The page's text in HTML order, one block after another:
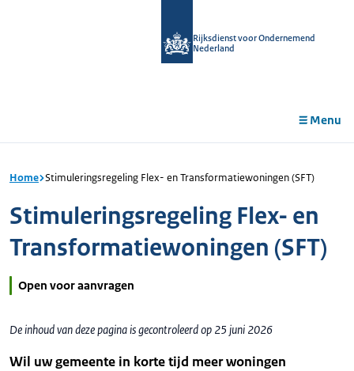
Rijksdienst voor Ondernemend
Nederland
Menu
Home Stimuleringsregeling Flex- en Transformatiewoningen (SFT)
Stimuleringsregeling Flex- en
Transformatiewoningen (SFT)
Open voor aanvragen
De inhoud van deze pagina is gecontroleerd op 25 juni 2026
Wil uw gemeente in korte tijd meer woningen